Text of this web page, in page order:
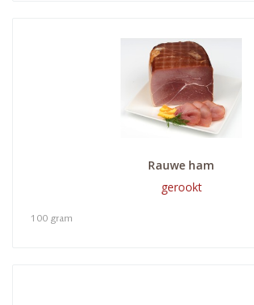
Rauwe ham
gerookt
100 gram